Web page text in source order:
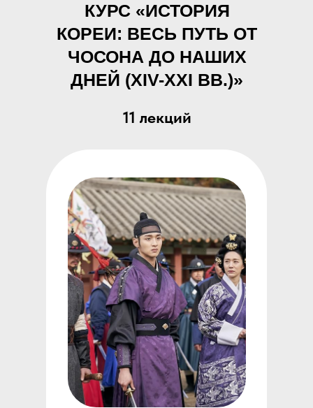
11 лекций
КУРС «ИСТОРИЯ
КОРЕИ: ВЕСЬ ПУТЬ ОТ
ЧОСОНА ДО НАШИХ
ДНЕЙ (XIV-XXI ВВ.)»